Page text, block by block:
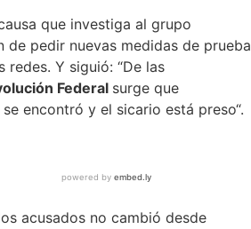
que investiga al grupo
de pedir nuevas medidas de prueba
redes. Y siguió: “De las
Federal surge que
encontró y el sicario está preso“.
acusados no cambió desde